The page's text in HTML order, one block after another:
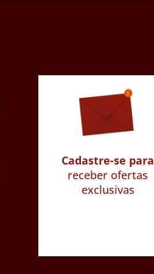
Cadastre-se para
receber ofertas
exclusivas